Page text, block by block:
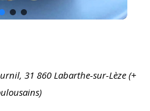
31 860 Labarthe-sur-Lèze (+